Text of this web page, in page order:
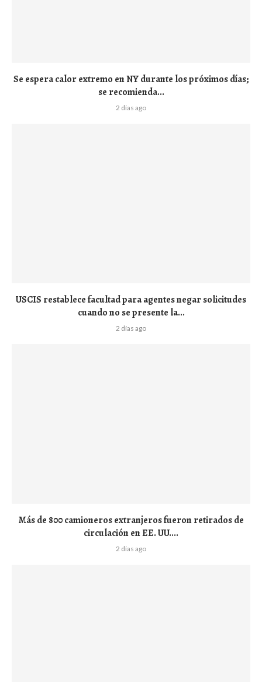
Se espera calor extremo en NY durante los próximos días;
se recomienda...
2 días ago
USCIS restablece facultad para agentes negar solicitudes
cuando no se presente la...
2 días ago
Más de 800 camioneros extranjeros fueron retirados de
circulación en EE. UU....
2 días ago